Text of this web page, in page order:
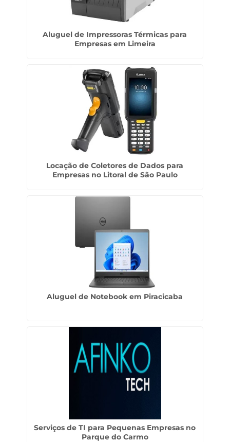
Aluguel de Impressoras Térmicas para
Empresas em Limeira
Locação de Coletores de Dados para
Empresas no Litoral de São Paulo
Aluguel de Notebook em Piracicaba
Serviços de TI para Pequenas Empresas no
Parque do Carmo